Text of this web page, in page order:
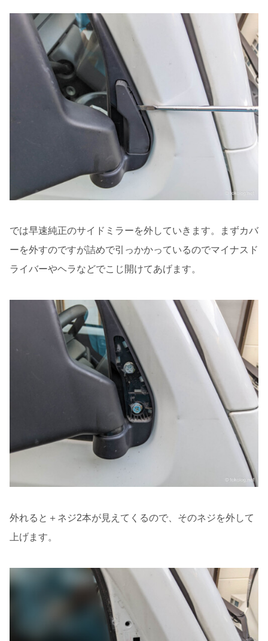
では早速純正のサイドミラーを外していきます。まずカバ
ーを外すのですが詰めで引っかかっているのでマイナスド
ライバーやヘラなどでこじ開けてあげます。
外れると＋ネジ2本が見えてくるので、そのネジを外して
上げます。